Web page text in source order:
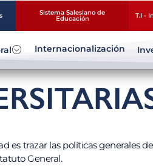
Sistema Salesiano de
Educación T.I -
Internacionalización
es trazar las políticas generales
General.